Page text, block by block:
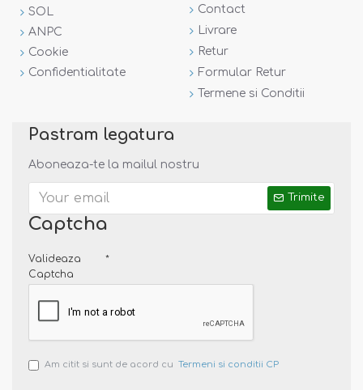
SOL
ANPC
Cookie
Confidentialitate
Contact
Livrare
Retur
Formular Retur
Termene si Conditii
Pastram legatura
Aboneaza-te la mailul nostru
Trimite
Captcha
Valideaza
Captcha
Am citit si sunt de acord cu Termeni si conditii CP